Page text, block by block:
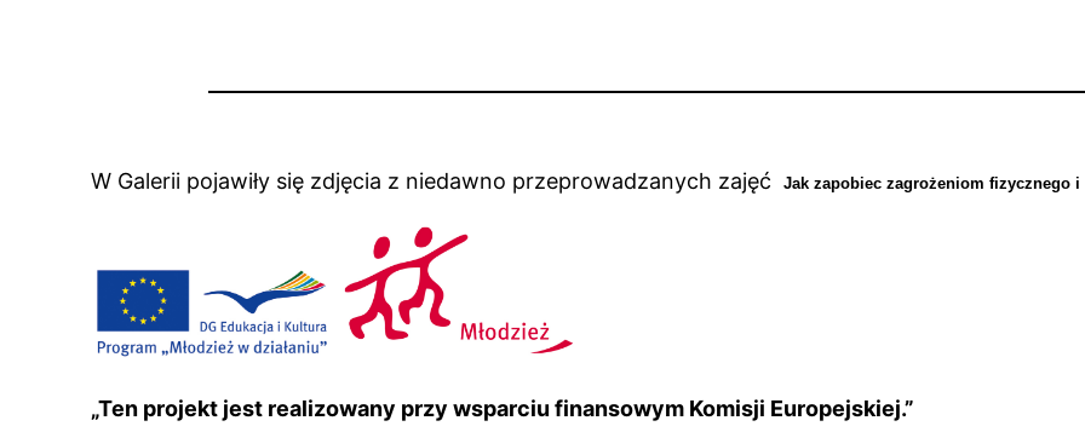
W Galerii pojawiły się zdjęcia z niedawno przeprowadzanych zajęćJak zapobiec zagrożeniom fizycznego
„Ten projekt jest realizowany przy wsparciu finansowym Komisji Europejskiej.”